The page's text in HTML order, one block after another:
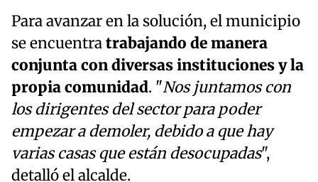
Para avanzar en la solución, el municipio
se encuentratrabajando de manera
conjunta con diversas instituciones y la
propia comunidad. "Nos juntamos con
los dirigentes del sector para poder
empezar a demoler, debido a que hay
varias casas que están desocupadas",
detalló el alcalde.